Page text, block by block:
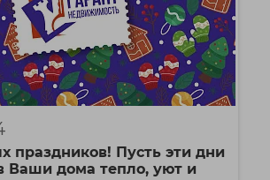
праздников! Пусть эти дни
Ваши дома тепло, уют и